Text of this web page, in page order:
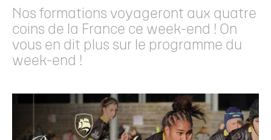
Nos formations voyageront aux quatre
coins de la France ce week-end ! On
vous en dit plus sur le programme du
week-end !